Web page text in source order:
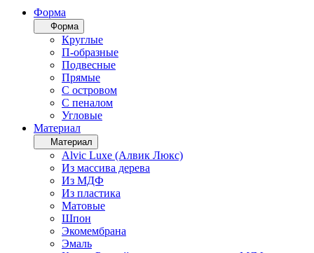
Форма
Форма
Круглые
П-образные
Подвесные
Прямые
С островом
С пеналом
Угловые
Материал
Материал
Alvic Luxe (Алвик Люкс)
Из массива дерева
Из МДФ
Из пластика
Матовые
Шпон
Экомембрана
Эмаль